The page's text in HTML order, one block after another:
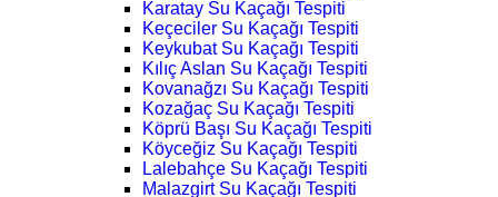
Karatay Su Kaçağı Tespiti
Keçeciler Su Kaçağı Tespiti
Keykubat Su Kaçağı Tespiti
Kılıç Aslan Su Kaçağı Tespiti
Kovanağzı Su Kaçağı Tespiti
Kozağaç Su Kaçağı Tespiti
Köprü Başı Su Kaçağı Tespiti
Köyceğiz Su Kaçağı Tespiti
Lalebahçe Su Kaçağı Tespiti
Malazgirt Su Kaçağı Tespiti